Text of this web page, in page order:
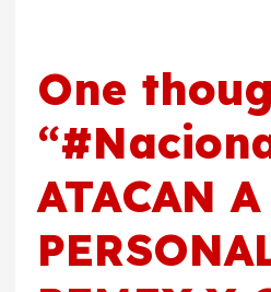
One
“
ATACAN A